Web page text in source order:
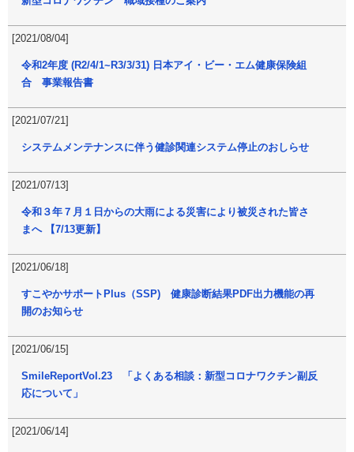
[2021/08/04]
令和2年度 (R2/4/1~R3/3/31) 日本アイ・ビー・エム健康保険組
合 事業報告書
[2021/07/21]
システムメンテナンスに伴う健診関連システム停止のおしらせ
[2021/07/13]
令和３年７月１日からの大雨による災害により被災された皆さ
まへ 【7/13更新】
[2021/06/18]
すこやかサポートPlus（SSP) 健康診断結果PDF出力機能の再
開のお知らせ
[2021/06/15]
SmileReportVol.23 「よくある相談：新型コロナワクチン副反
応について」
[2021/06/14]